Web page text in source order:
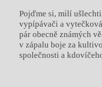
Pojďme si, milí
vypípávači a
pár obecně známých
v zápalu boje za
společnosti a